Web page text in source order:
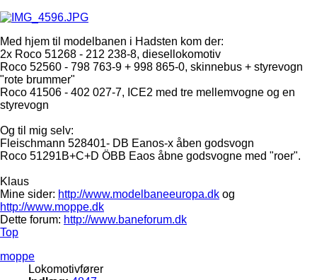
Med hjem til modelbanen i Hadsten kom der:
2x Roco 51268 - 212 238-8, diesellokomotiv
Roco 52560 - 798 763-9 + 998 865-0, skinnebus + styrevogn
"rote brummer"
Roco 41506 - 402 027-7, ICE2 med tre mellemvogne og en
styrevogn
Og til mig selv:
Fleischmann 528401- DB Eanos-x åben godsvogn
Roco 51291B+C+D ÖBB Eaos åbne godsvogne med "roer".
Klaus
Mine sider: http://www.modelbaneeuropa.dk og
http://www.moppe.dk
Dette forum: http://www.baneforum.dk
Top
moppe
Lokomotivfører